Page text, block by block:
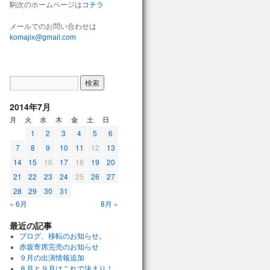
駒次のホームページはコチラ
メールでのお問い合わせは
komajix@gmail.com
2014年7月
月 火 水 木 金 土 日
1 2 3 4 5
6
7
8 9 10 11 12
13
14
15 16 17 18 19
20
21
22 23 24 25 26
27
28
29 30
31
« 6月
8月 »
最近の記事
ブログ、移転のお知らせ。
赤坂寄席完売のお知らせ
９月の出演情報追加